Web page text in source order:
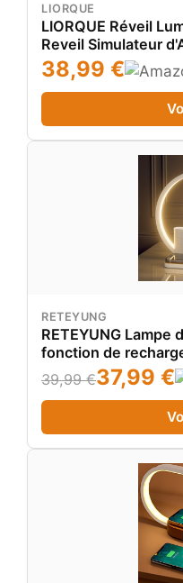
LIORQUE
LIORQUE Réveil
Reveil Simulateur
Chevet LED, Lampe
pour Dormir, 13
Adaptateur Inclus
38,99 €
RETEYUNG
RETEYUNG
fonction de
10w,Réveil avec
Apaisants,3
chambre à
39,99 €37,99 €